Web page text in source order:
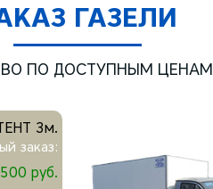
ГАЗЕЛИ
ПО ДОСТУПНЫМ ЦЕНАМ
3м.
заказ:
руб.